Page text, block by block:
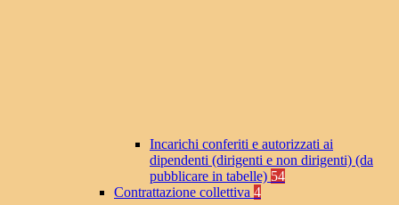
Incarichi conferiti e autorizzati ai
dipendenti (dirigenti e non dirigenti) (da
pubblicare in tabelle) 54
Contrattazione collettiva 4